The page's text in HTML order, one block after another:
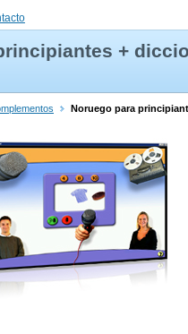
+
Noruego para